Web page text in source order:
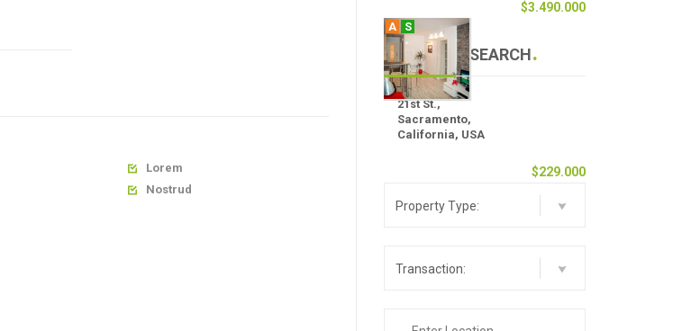
 Lorem
 Nostrud
$3.490.000
A S
21st St.,
Sacramento,
California, USA
$229.000
SEARCH
Property Type:
Transaction: